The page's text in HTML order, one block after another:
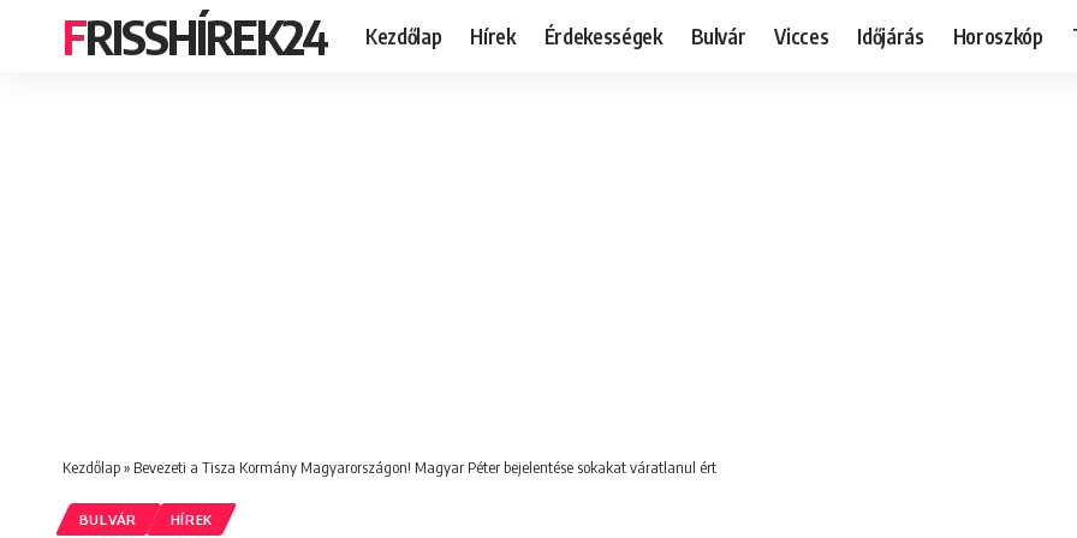
FRISSHÍREK24 Kezdőlap Hírek Érdekességek Bulvár Vicces Időjárás Horoszkóp
Kezdőlap» Bevezeti a Tisza Kormány Magyarországon! Magyar Péter bejelentése sokakat váratlanul ért
BULVÁR HÍREK